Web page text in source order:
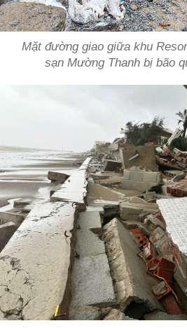
Mặt đường giao giữa khu
sạn Mường Thanh bị bão